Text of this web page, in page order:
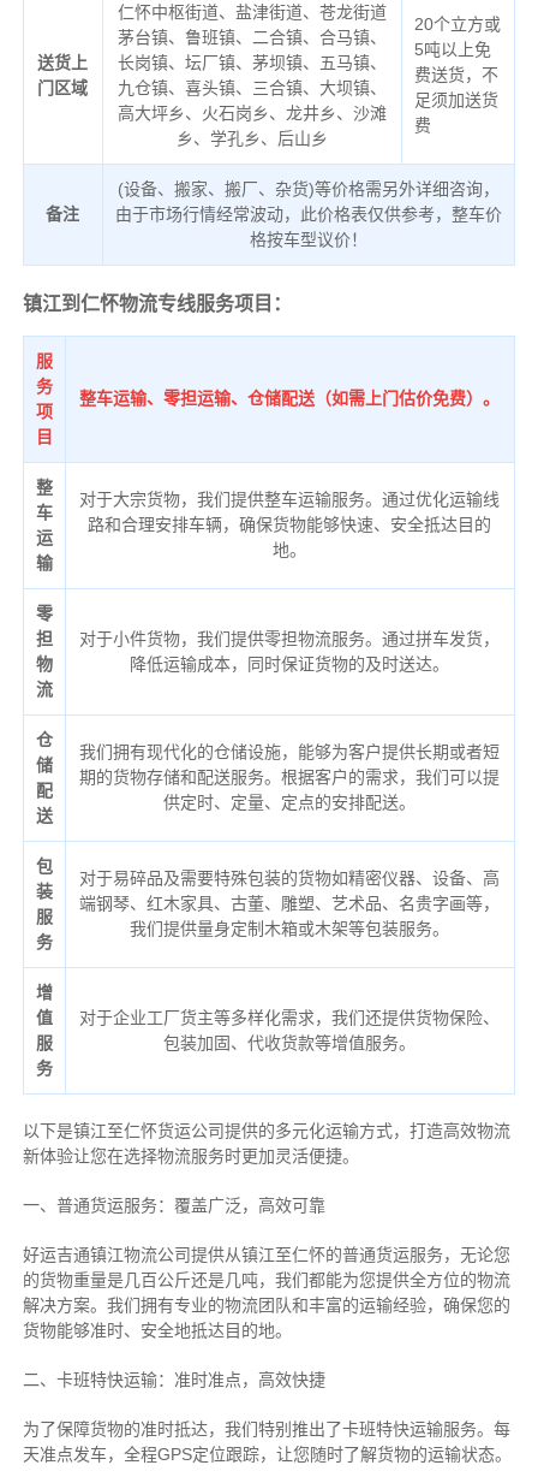
送货上
门区域
仁怀中枢街道、盐津街道、苍龙街道
茅台镇、鲁班镇、二合镇、合马镇、
长岗镇、坛厂镇、茅坝镇、五马镇、
九仓镇、喜头镇、三合镇、大坝镇、
高大坪乡、火石岗乡、龙井乡、沙滩
乡、学孔乡、后山乡
20个立方或
5吨以上免
费送货，不
足须加送货
费
备注
(设备、搬家、搬厂、杂货)等价格需另外详细咨询，
由于市场行情经常波动，此价格表仅供参考，整车价
格按车型议价！
镇江到仁怀物流专线服务项目：
服
务
项
目
整车运输、零担运输、仓储配送（如需上门估价免费）。
整
车
运
输
对于大宗货物，我们提供整车运输服务。通过优化运输线
路和合理安排车辆，确保货物能够快速、安全抵达目的
地。
零
担
物
流
对于小件货物，我们提供零担物流服务。通过拼车发货，
降低运输成本，同时保证货物的及时送达。
仓
储
配
送
我们拥有现代化的仓储设施，能够为客户提供长期或者短
期的货物存储和配送服务。根据客户的需求，我们可以提
供定时、定量、定点的安排配送。
包
装
服
务
对于易碎品及需要特殊包装的货物如精密仪器、设备、高
端钢琴、红木家具、古董、雕塑、艺术品、名贵字画等，
我们提供量身定制木箱或木架等包装服务。
增
值
服
务
对于企业工厂货主等多样化需求，我们还提供货物保险、
包装加固、代收货款等增值服务。
以下是镇江至仁怀货运公司提供的多元化运输方式，打造高效物流
新体验让您在选择物流服务时更加灵活便捷。
一、普通货运服务：覆盖广泛，高效可靠
好运吉通镇江物流公司提供从镇江至仁怀的普通货运服务，无论您
的货物重量是几百公斤还是几吨，我们都能为您提供全方位的物流
解决方案。我们拥有专业的物流团队和丰富的运输经验，确保您的
货物能够准时、安全地抵达目的地。
二、卡班特快运输：准时准点，高效快捷
为了保障货物的准时抵达，我们特别推出了卡班特快运输服务。每
天准点发车，全程GPS定位跟踪，让您随时了解货物的运输状态。